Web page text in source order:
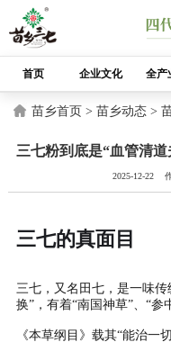
首页 企业文化 全产
苗乡首页 > 苗乡动态 >
三七粉到底是“血管清
2025-12-22
三七的真面目
三七，又名田七，是一味
换”，有着“南国神草”、“参
《本草纲目》载其“能治一切